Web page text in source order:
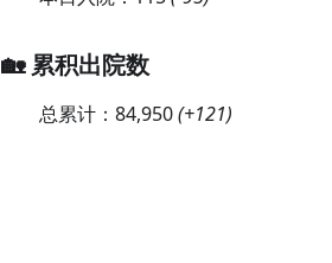
🏡 累积出院数
总累计： 84,950(+121)